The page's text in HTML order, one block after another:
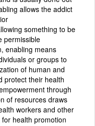
allows the addict
something to be
permissible
enabling means
or groups to
of human and
protect their health
through
of resources draws
workers and other
health promotion